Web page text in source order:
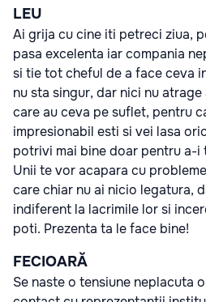
LEU
Ai grija cu cine iti petreci ziua,
pasa excelenta iar compania
si tie tot cheful de a face ceva
nu sta singur, dar nici nu
care au ceva pe suflet, pentru
impresionabil esti si vei lasa
potrivi mai bine doar pentru a-i
Unii te vor acapara cu
care chiar nu ai nicio legatura,
indiferent la lacrimile lor si
poti. Prezenta ta le face bine!
FECIOARĂ
Se naste o tensiune neplacuta